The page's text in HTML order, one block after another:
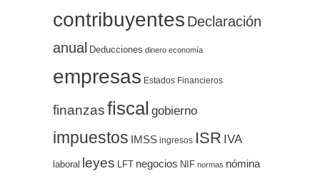
contribuyentes Declaración
anual Deducciones dinero economía
empresas Estados Financieros
finanzasfiscal gobierno
impuestos IMSS ingresos ISR IVA
laboral leyes LFT negocios NIF normas nómina